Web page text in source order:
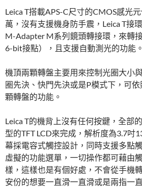
Leica T搭載APS-C尺寸的CMOS感光
萬，沒有支援機身防手震，Leica T接
M-Adapter M系列鏡頭轉接環，來轉
6-bit接點），且支援自動測光的功能。
機頂兩顆轉盤主要用來控制光圈大小
圈先決、快門先決或是P模式下，可
顆轉盤的功能。
Leica T的機背上沒有任何按鍵，全部
型的TFT LCD來完成，解析度為3.7吋
幕採電容式觸控設計，同時支援多點
虛擬的功能選單，一切操作都可藉由
樣，這樣也是有個好處，不會從手機
安份的想要一直滑一直滑或是兩指一